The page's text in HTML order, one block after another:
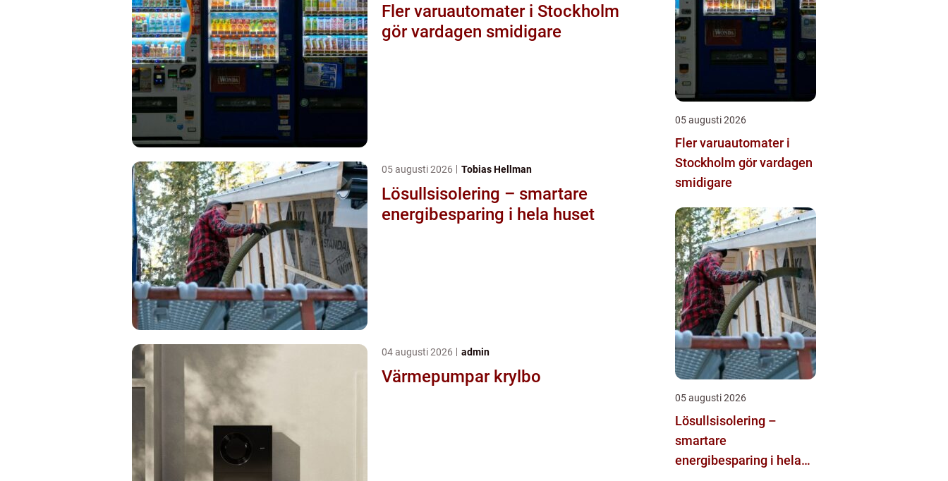
Fler varuautomater i Stockholm
gör vardagen smidigare
05 augusti 2026 Tobias Hellman
Lösullsisolering – smartare
energibesparing i hela huset
04 augusti 2026 admin
Värmepumpar krylbo
05 augusti 2026
Fler varuautomater i
Stockholm gör vardagen
smidigare
05 augusti 2026
Lösullsisolering –
smartare
energibesparing i hela